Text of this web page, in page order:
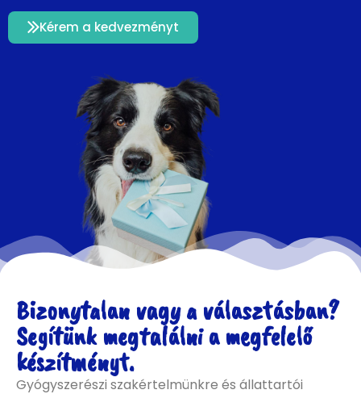
Kérem a kedvezményt
Bizonytalan vagy a választásban?
Segítünk megtalálni a megfelelő
készítményt.
Gyógyszerészi szakértelmünkre és állattartói